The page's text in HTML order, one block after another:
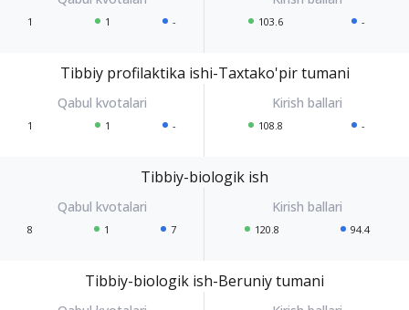
1 1 - 103.6 -
Tibbiy profilaktika ishi-Taxtako'pir tumani
1 1 - 108.8 -
Tibbiy-biologik ish
8 1 7 120.8 94.4
Tibbiy-biologik ish-Beruniy tumani